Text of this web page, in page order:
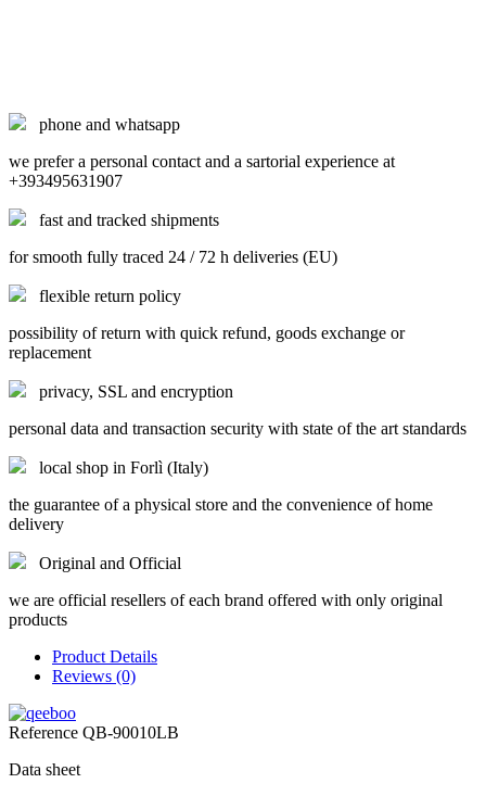
phone and whatsapp
we prefer a personal contact and a sartorial experience at
+393495631907
fast and tracked shipments
for smooth fully traced 24 / 72 h deliveries (EU)
flexible return policy
possibility of return with quick refund, goods exchange or
replacement
privacy, SSL and encryption
personal data and transaction security with state of the art standards
local shop in Forlì (Italy)
the guarantee of a physical store and the convenience of home
delivery
Original and Official
we are official resellers of each brand offered with only original
products
Product Details
Reviews (0)
Reference QB-90010LB
Data sheet